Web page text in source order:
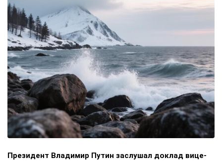
Президент Владимир Путин заслушал доклад вице-